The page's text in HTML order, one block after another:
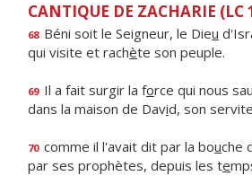
CANTIQUE DE ZACHARIE (LC
68 Béni soit le Seigneur, le Dieu
qui visite et rachète son peuple.
69 Il a fait surgir la force qui nous
dans la maison de David, son
70 comme il l'avait dit par la bouche
par ses prophètes, depuis les te